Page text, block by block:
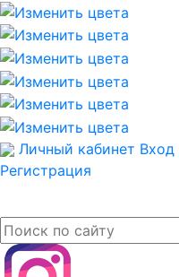
Личный кабинет Вход
Регистрация